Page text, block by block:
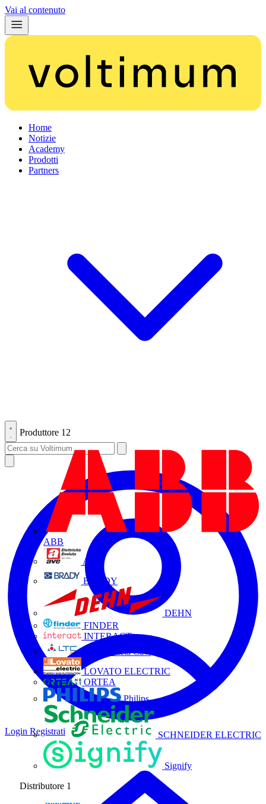
Vai al contenuto
Home
Notizie
Academy
Prodotti
Partners
Produttore 12
ABB
AVE
BRADY
DEHN
FINDER
INTERACT
La Triveneta Cavi
LOVATO ELECTRIC
ORTEA
Philips
SCHNEIDER ELECTRIC
Signify
Distributore 1
Login Registrati